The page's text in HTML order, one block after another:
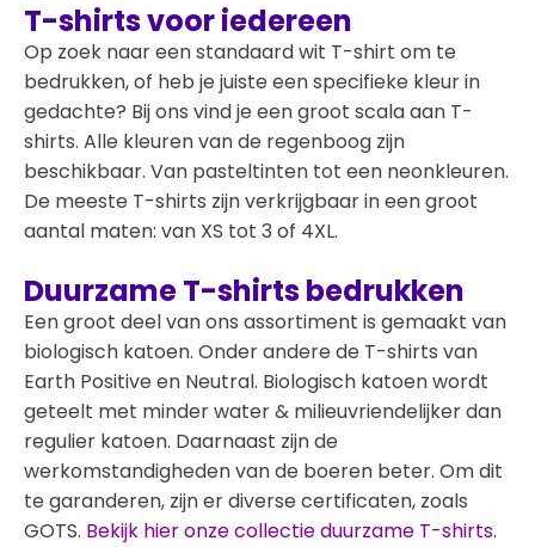
T-shirts voor iedereen
Op zoek naar een standaard wit T-shirt om te
bedrukken, of heb je juiste een specifieke kleur in
gedachte? Bij ons vind je een groot scala aan T-
shirts. Alle kleuren van de regenboog zijn
beschikbaar. Van pasteltinten tot een neonkleuren.
De meeste T-shirts zijn verkrijgbaar in een groot
aantal maten: van XS tot 3 of 4XL.
Duurzame T-shirts bedrukken
Een groot deel van ons assortiment is gemaakt van
biologisch katoen. Onder andere de T-shirts van
Earth Positive en Neutral. Biologisch katoen wordt
geteelt met minder water & milieuvriendelijker dan
regulier katoen. Daarnaast zijn de
werkomstandigheden van de boeren beter. Om dit
te garanderen, zijn er diverse certificaten, zoals
GOTS. Bekijk hier onze collectie duurzame T-shirts.